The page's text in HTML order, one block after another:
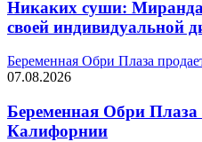
Никаких суши: Миранда
своей индивидуальной
Беременная Обри Плаза
07.08.2026
Беременная Обри Плаза
Калифорнии